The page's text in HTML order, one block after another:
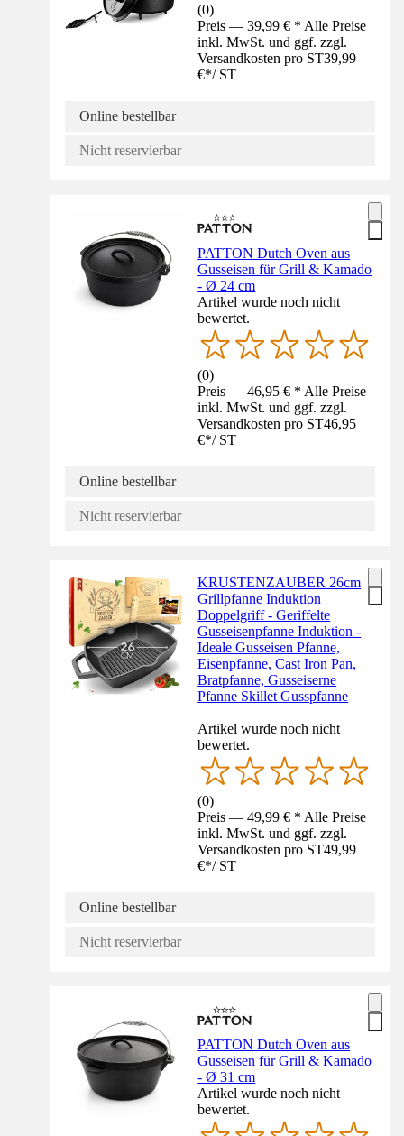
(0)
Preis — 39,99 € * Alle Preise
inkl. MwSt. und ggf. zzgl.
Versandkosten pro ST39,99
€*/ ST
Online bestellbar
Nicht reservierbar
PATTON Dutch Oven aus
Gusseisen für Grill & Kamado
- Ø 24 cm
Artikel wurde noch nicht
bewertet.
(0)
Preis — 46,95 € * Alle Preise
inkl. MwSt. und ggf. zzgl.
Versandkosten pro ST46,95
€*/ ST
Online bestellbar
Nicht reservierbar
KRUSTENZAUBER 26cm
Grillpfanne Induktion
Doppelgriff - Geriffelte
Gusseisenpfanne Induktion -
Ideale Gusseisen Pfanne,
Eisenpfanne, Cast Iron Pan,
Bratpfanne, Gusseiserne
Pfanne Skillet Gusspfanne
Artikel wurde noch nicht
bewertet.
(0)
Preis — 49,99 € * Alle Preise
inkl. MwSt. und ggf. zzgl.
Versandkosten pro ST49,99
€*/ ST
Online bestellbar
Nicht reservierbar
PATTON Dutch Oven aus
Gusseisen für Grill & Kamado
- Ø 31 cm
Artikel wurde noch nicht
bewertet.